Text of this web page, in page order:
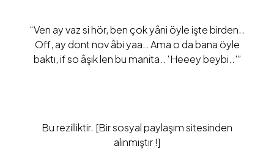
“Ven ay vaz si hör, ben çok yâni öyle işte birden..
Off, ay dont nov âbi yaa.. Ama o da bana öyle
baktı, if so âşık len bu manita.. ‘Heeey beybi..'”
Bu rezilliktir. [Bir sosyal paylaşım sitesinden
alınmıştır !]